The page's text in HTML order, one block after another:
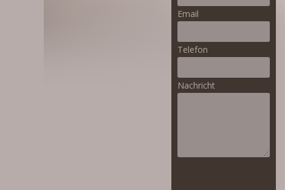
Email
Telefon
Nachricht